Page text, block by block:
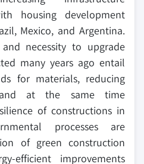
housing development
Mexico, and Argentina.
necessity to upgrade
many years ago entail
for materials, reducing
and at the same time
of constructions in
processes are
of green construction
efficient improvements